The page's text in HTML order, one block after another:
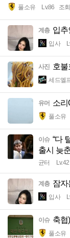
풀소유 Lv.86 조
계층 입추
입사
사진 호불
세드엘
유머 소리
풀소유
이슈 “다
출시 늦
균터 Lv.42
계층 잠자
입사
이슈 축협
풀소유